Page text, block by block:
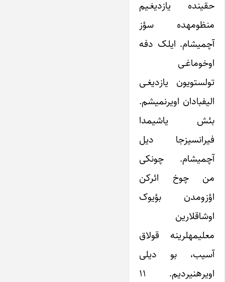
حقینده یازدیغـیم
منظومه‎ده سؤز
آچمیشام. ایلک دفه
اوخوماغـی
تولستویون یازدیغـی
الیفبادان اویرنمیشم.
بئش یاشیمدا
فیرانسیزجا دیل
آچمیشام. چونکی
من چوخ ائرکن
اؤزومدن بؤیوک
اوشاقلارین
معلیمه‎لرینه قولاق
آسیب، بو دیلی
اویره‎نیردیم. ۱۱